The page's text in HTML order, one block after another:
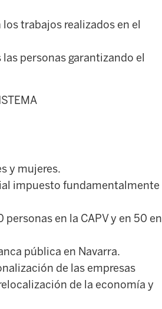
trabajos realizados en el
personas garantizando el
y mujeres.
impuesto fundamentalmente
en la CAPV y en 50 en
pública en Navarra.
de las empresas
de la economía y